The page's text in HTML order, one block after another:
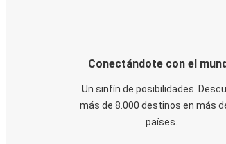
Conectándote con el
Un sinfín de posibilidades.
más de 8.000 destinos en más
países.